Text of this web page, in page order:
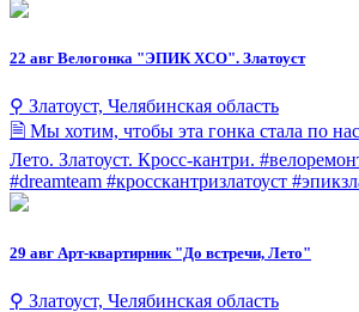
22 авг Велогонка "ЭПИК XCO". Златоуст
⚲ Златоуст, Челябинская область
🗎 Мы хотим, чтобы эта гонка стала по
Лето. Златоуст. Кросс-кантри.
#dreamteam #кросскантризлатоуст
29 авг Арт-квартирник "До встречи, Лето"
⚲ Златоуст, Челябинская область